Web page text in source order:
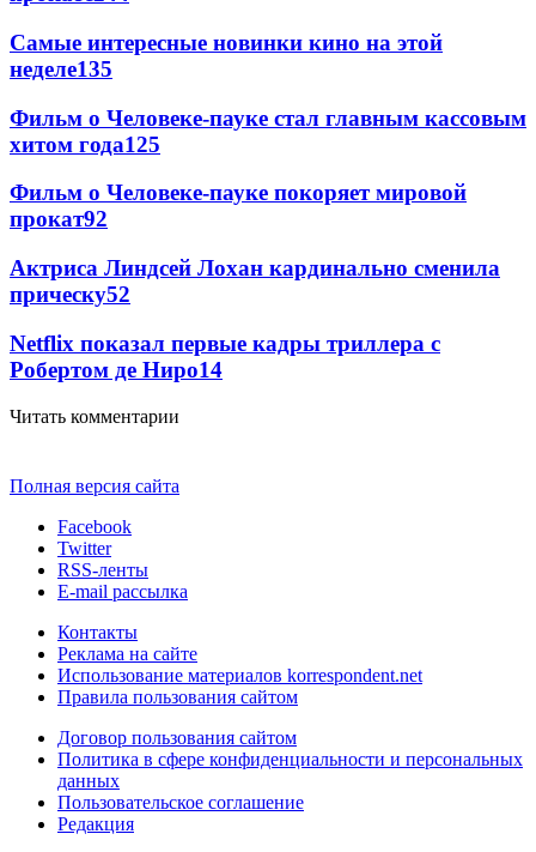
Самые интересные новинки кино на этой
неделе135
Фильм о Человеке-пауке стал главным кассовым
хитом года125
Фильм о Человеке-пауке покоряет мировой
прокат92
Актриса Линдсей Лохан кардинально сменила
прическу52
Netflix показал первые кадры триллера с
Робертом де Ниро14
Читать комментарии
Полная версия сайта
Facebook
Twitter
RSS-ленты
E-mail рассылка
Контакты
Реклама на сайте
Использование материалов korrespondent.net
Правила пользования сайтом
Договор пользования сайтом
Политика в сфере конфиденциальности и персональных
данных
Пользовательское соглашение
Редакция